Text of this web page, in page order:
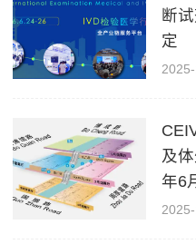
断
定
及
年6